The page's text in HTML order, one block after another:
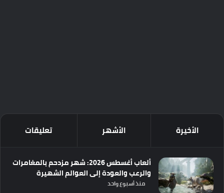
الأخيرة الأشهر تعليقات
ألعاب أغسطس 2026: شهر مزدحم بالمغامرات
والرعب والعودة إلى العوالم الشهيرة
منذ أسبوع واحد